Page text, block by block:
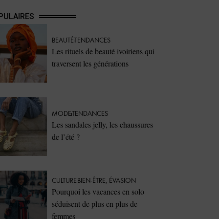
BEAUTÉTENDANCES
Les rituels de beauté ivoiriens qui
traversent les générations
MODETENDANCES
Les sandales jelly, les chaussures
de l’été ?
CULTUREBIEN-ÊTRE, ÉVASION
Pourquoi les vacances en solo
séduisent de plus en plus de
femmes